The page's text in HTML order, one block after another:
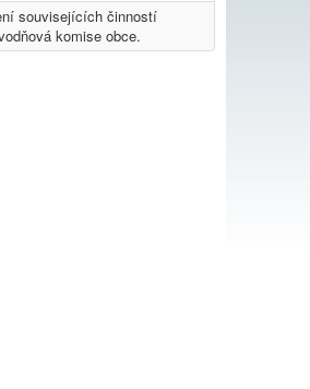
souvisejících činností
komise obce.